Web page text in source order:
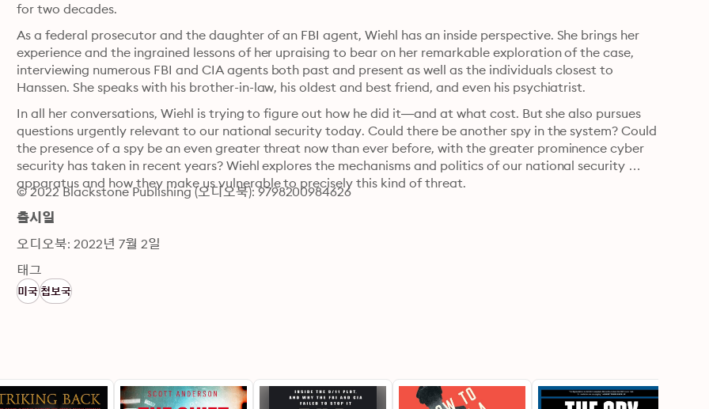
for two decades.
As a federal prosecutor and the daughter of an FBI agent, Wiehl has an inside perspective. She brings her
experience and the ingrained lessons of her upraising to bear on her remarkable exploration of the case,
interviewing numerous FBI and CIA agents both past and present as well as the individuals closest to
Hanssen. She speaks with his brother-in-law, his oldest and best friend, and even his psychiatrist.
In all her conversations, Wiehl is trying to figure out how he did it—and at what cost. But she also pursues
questions urgently relevant to our national security today. Could there be another spy in the system? Could
the presence of a spy be an even greater threat now than ever before, with the greater prominence cyber
security has taken in recent years? Wiehl explores the mechanisms and politics of our national security
apparatus and how they make us vulnerable to precisely this kind of threat.
© 2022 Blackstone Publishing (오디오북): 9798200984626
출시일
오디오북: 2022년 7월 2일
태그
미국첩보국